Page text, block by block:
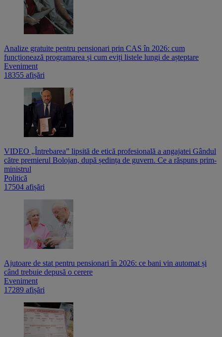
Analize gratuite pentru pensionari prin CAS în 2026: cum
funcționează programarea și cum eviți listele lungi de așteptare
Eveniment
18355 afișări
VIDEO „Întrebarea” lipsită de etică profesională a angajatei Gândul
către premierul Bolojan, după ședința de guvern. Ce a răspuns prim-
ministrul
Politică
17504 afișări
Ajutoare de stat pentru pensionari în 2026: ce bani vin automat și
când trebuie depusă o cerere
Eveniment
17289 afișări